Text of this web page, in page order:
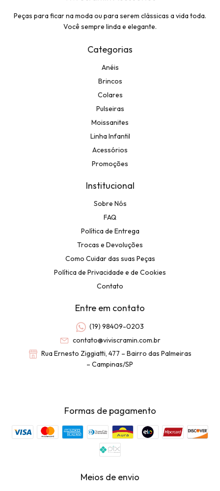
Peças para ficar na moda ou para serem clássicas a vida toda.
Você sempre linda e elegante.
Categorias
Anéis
Brincos
Colares
Pulseiras
Moissanites
Linha Infantil
Acessórios
Promoções
Institucional
Sobre Nós
FAQ
Política de Entrega
Trocas e Devoluções
Como Cuidar das suas Peças
Política de Privacidade e de Cookies
Contato
Entre em contato
(19) 98409-0203
contato@viviscramin.com.br
Rua Ernesto Ziggiatti, 477 – Bairro das Palmeiras
– Campinas/SP
Formas de pagamento
Meios de envio